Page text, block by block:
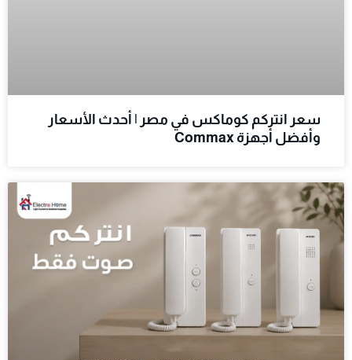
سعر انتركم كوماكس في مصر | أحدث الأسعار
وأفضل أجهزة Commax